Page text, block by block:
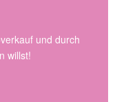
und durch
willst!